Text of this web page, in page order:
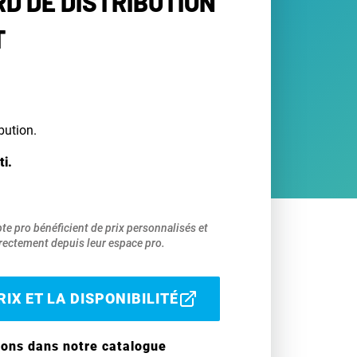
pro bénéficient de prix personnalisés et
depuis leur espace pro.
ET LA DISPONIBILITÉ
dans notre catalogue